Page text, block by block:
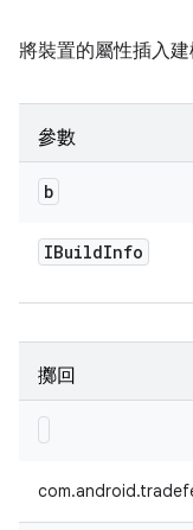
將裝置的屬性插入建
參數
b
IBuildInfo
擲回